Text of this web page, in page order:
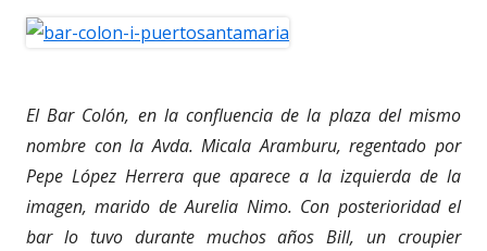
El Bar Colón, en la confluencia de la plaza del mismo
nombre con la Avda. Micala Aramburu, regentado por
Pepe López Herrera que aparece a la izquierda de la
imagen, marido de Aurelia Nimo. Con posterioridad el
bar lo tuvo durante muchos años Bill, un croupier